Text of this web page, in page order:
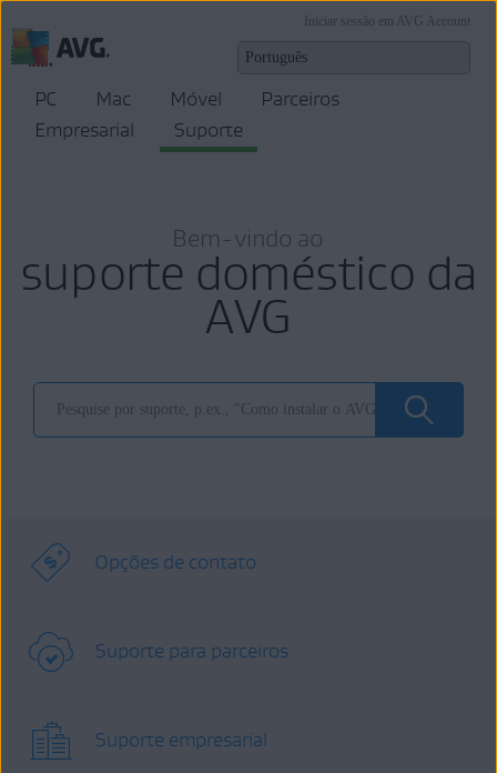
Iniciar sessão em AVG Account
PC Mac Móvel
Parceiros
Empresarial
Suporte
Bem-vindo ao
suporte doméstico da
AVG
Opções de contato
Suporte para parceiros
Suporte empresarial